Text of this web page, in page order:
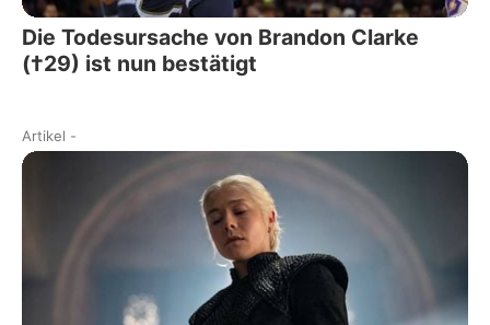
Die Todesursache von Brandon Clarke
(†29) ist nun bestätigt
Artikel -